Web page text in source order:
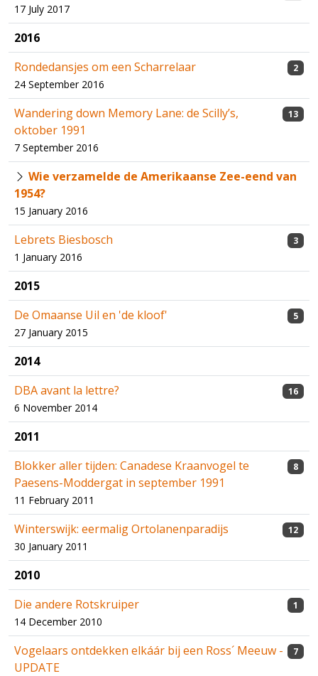
17 July 2017
2016
Rondedansjes om een Scharrelaar
24 September 2016
2
Wandering down Memory Lane: de Scilly’s,
oktober 1991
7 September 2016
13
Wie verzamelde de Amerikaanse Zee-eend van
1954?
15 January 2016
Lebrets Biesbosch
1 January 2016
3
2015
De Omaanse Uil en 'de kloof'
27 January 2015
5
2014
DBA avant la lettre?
6 November 2014
16
2011
Blokker aller tijden: Canadese Kraanvogel te
Paesens-Moddergat in september 1991
11 February 2011
8
Winterswijk: eermalig Ortolanenparadijs
30 January 2011
12
2010
Die andere Rotskruiper
14 December 2010
1
Vogelaars ontdekken elkáár bij een Ross´ Meeuw -
UPDATE
7